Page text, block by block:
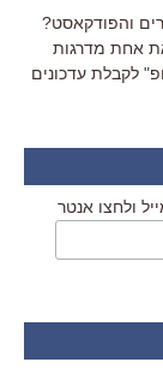
והפודקאסט?
אחת מדרגות
לקבלת עדכונים
ולחצו אנטר